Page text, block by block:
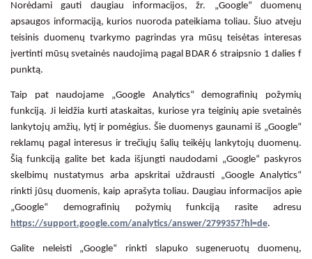
Norėdami gauti daugiau informacijos, žr. „Google“ duomenų
apsaugos informaciją, kurios nuoroda pateikiama toliau. Šiuo atveju
teisinis duomenų tvarkymo pagrindas yra mūsų teisėtas interesas
įvertinti mūsų svetainės naudojimą pagal BDAR 6 straipsnio 1 dalies f
punktą.
Taip pat naudojame „Google Analytics“ demografinių požymių
funkciją. Ji leidžia kurti ataskaitas, kuriose yra teiginių apie svetainės
lankytojų amžių, lytį ir pomėgius. Šie duomenys gaunami iš „Google“
reklamų pagal interesus ir trečiųjų šalių teikėjų lankytojų duomenų.
Šią funkciją galite bet kada išjungti naudodami „Google“ paskyros
skelbimų nustatymus arba apskritai uždrausti „Google Analytics“
rinkti jūsų duomenis, kaip aprašyta toliau. Daugiau informacijos apie
„Google“ demografinių požymių funkciją rasite adresu
https://support.google.com/analytics/answer/2799357?hl=de.
Galite neleisti „Google“ rinkti slapuko sugeneruotų duomenų,